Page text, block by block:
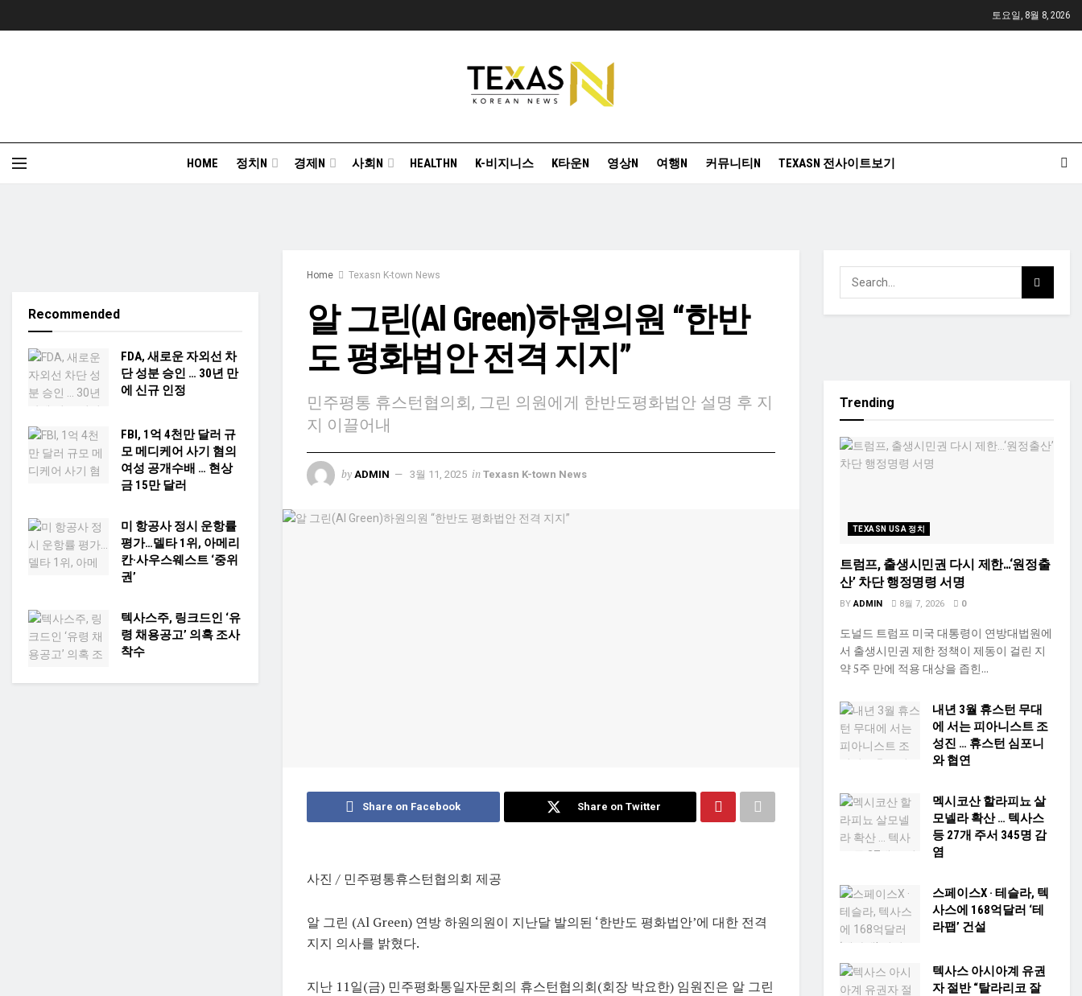
토요일, 8월 8, 2026
HOME 정치N 경제N 사회N HEALTHN K-비지니스 K타운N 영상N 여행N 커뮤니티N TEXASN 전사이트보기
Home Texasn K-town News
알 그린(Al Green)하원의원 “한반
도 평화법안 전격 지지”
민주평통 휴스턴협의회, 그린 의원에게 한반도평화법안 설명 후 지
지 이끌어내
by ADMIN 3월 11, 2025 in Texasn K-town News
Share on Facebook Share on Twitter
사진 / 민주평통휴스턴협의회 제공
알 그린 (Al Green) 연방 하원의원이 지난달 발의된 ‘한반도 평화법안’에 대한 전격
지지 의사를 밝혔다.
지난 11일(금) 민주평화통일자문회의 휴스턴협의회(회장 박요한) 임원진은 알 그린
Recommended
FDA, 새로운 자외선 차
단 성분 승인 … 30년 만
에 신규 인정
FBI, 1억 4천만 달러 규
모 메디케어 사기 혐의
여성 공개수배 … 현상
금 15만 달러
미 항공사 정시 운항률
평가…델타 1위, 아메리
칸·사우스웨스트 ‘중위
권’
텍사스주, 링크드인 ‘유
령 채용공고’ 의혹 조사
착수
Trending
TEXASN USA 정치
트럼프, 출생시민권 다시 제한…‘원정출
산’ 차단 행정명령 서명
BY ADMIN 8월 7, 2026 0
도널드 트럼프 미국 대통령이 연방대법원에
서 출생시민권 제한 정책이 제동이 걸린 지
약 5주 만에 적용 대상을 좁힌...
내년 3월 휴스턴 무대
에 서는 피아니스트 조
성진 … 휴스턴 심포니
와 협연
멕시코산 할라피뇨 살
모넬라 확산 … 텍사스
등 27개 주서 345명 감
염
스페이스X · 테슬라, 텍
사스에 168억달러 ‘테
라팹’ 건설
텍사스 아시아계 유권
자 절반 “탈라리코 잘